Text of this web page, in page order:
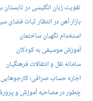
تقویت زبان انگلیسی در تابستان
بازار آهن در انتظار ثبات فضای
استخدام نگهبان ساختمان
آموزش موسیقی به کودکان
سامانه نقل و انتقالات فرهنگیان
اجاره حساب صرافی؛ کارجوهایی
چطور در مصاحبه‌ آموزش و